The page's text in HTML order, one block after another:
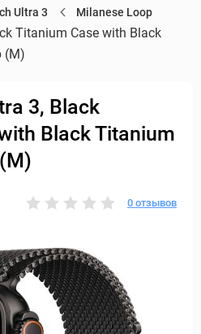
Ultra 3 Milanese Loop
Titanium Case with Black
(M)
3, Black
Black Titanium
0 отзывов